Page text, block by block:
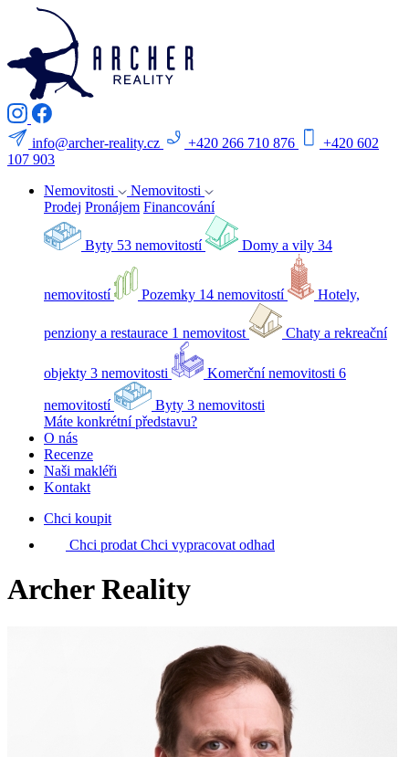
info@archer-reality.cz +420 266 710 876
+420 602
107 903
Nemovitosti
Nemovitosti
Prodej Pronájem Financování
Byty 53 nemovitostí Domy a vily 34
nemovitostí Pozemky 14 nemovitostí Hotely,
penziony a restaurace 1 nemovitost Chaty a rekreační
objekty 3 nemovitosti Komerční nemovitosti 6
nemovitostí Byty 3 nemovitosti
Máte konkrétní představu?
O nás
Recenze
Naši makléři
Kontakt
Chci koupit
Chci prodat Chci vypracovat odhad
Archer Reality